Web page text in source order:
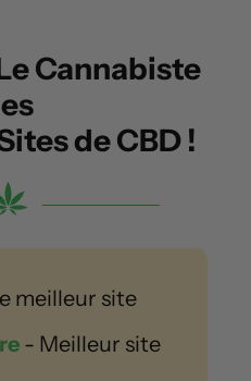
Cannabiste
de CBD !
meilleur site
- Meilleur site